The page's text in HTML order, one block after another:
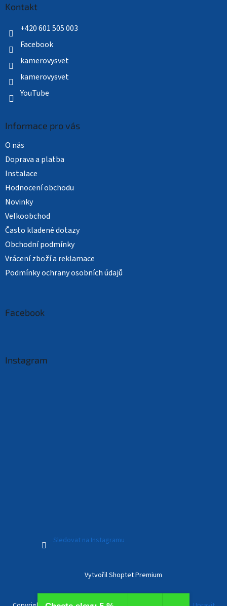
Kontakt
+420 601 505 003
Facebook
kamerovysvet
kamerovysvet
YouTube
Informace pro vás
O nás
Doprava a platba
Instalace
Hodnocení obchodu
Novinky
Velkoobchod
Často kladené dotazy
Obchodní podmínky
Vrácení zboží a reklamace
Podmínky ochrany osobních údajů
Facebook
Instagram
Sledovat na Instagramu
Vytvořil Shoptet Premium